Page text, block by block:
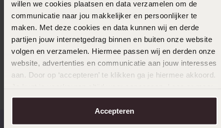
willen we cookies plaatsen en data verzamelen om de
communicatie naar jou makkelijker en persoonlijker te
maken. Met deze cookies en data kunnen wij en derde
partijen jouw internetgedrag binnen en buiten onze website
volgen en verzamelen. Hiermee passen wij en derden onze
website, advertenties en communicatie aan jouw interesses
aan. Door op ‘accepteren’ te klikken ga je hiermee akkoord.
over in onscookiebeleid.
Accepteren
Ook leuk voor jou
Anderen kochten ook